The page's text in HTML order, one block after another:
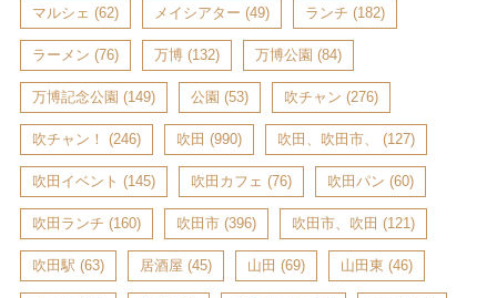
マルシェ (62) メイシアター (49) ランチ (182)
ラーメン (76) 万博 (132) 万博公園 (84)
万博記念公園 (149) 公園 (53) 吹チャン (276)
吹チャン！ (246) 吹田 (990) 吹田、吹田市、 (127)
吹田イベント (145) 吹田カフェ (76) 吹田パン (60)
吹田ランチ (160) 吹田市 (396) 吹田市、吹田 (121)
吹田駅 (63) 居酒屋 (45) 山田 (69) 山田東 (46)